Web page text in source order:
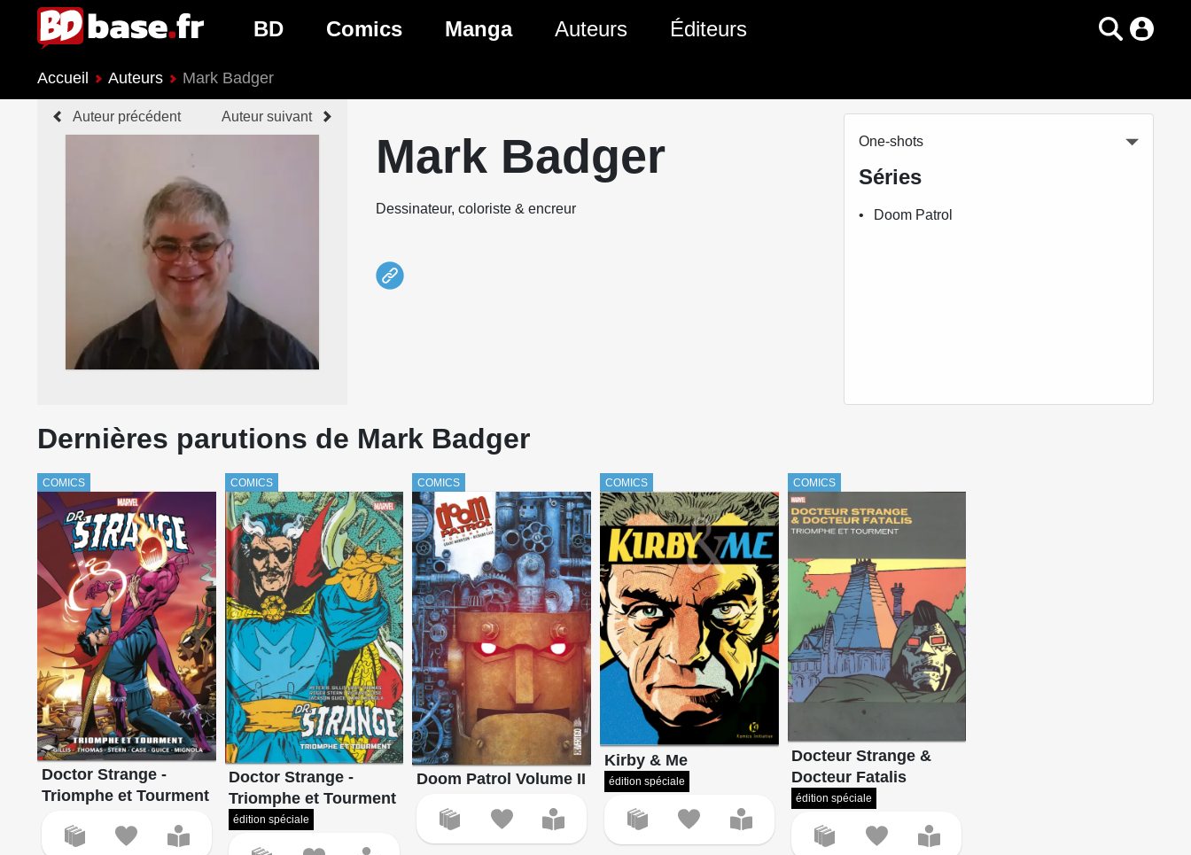
BD
Nouveautés BD
Prochaines sorties BD
Comics
Genres Comics
Manga
Genres Manga
Auteurs Éditeurs
Accueil Auteurs Mark Badger
Auteur précédent Auteur suivant
Mark Badger
Dessinateur, coloriste & encreur
One-shots
Séries
Doom Patrol
Dernières parutions de Mark Badger
COMICS
Doctor Strange -
Triomphe et Tourment
COMICS
Doctor Strange -
Triomphe et Tourment
édition spéciale
COMICS
Doom Patrol Volume II
COMICS
Kirby & Me
édition spéciale
COMICS
Docteur Strange &
Docteur Fatalis
édition spéciale